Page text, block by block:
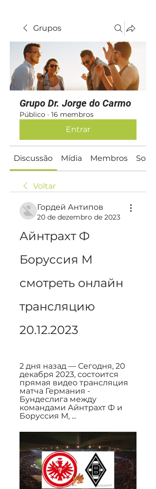
Grupos
Grupo Dr. Jorge do Carmo
Público · 16 membros
Entrar
Discussão Mídia Membros Sobre
Voltar
Гордей Антипов
20 de dezembro de 2023
Айнтрахт Ф
Боруссия М
смотреть онлайн
трансляцию
20.12.2023
2 дня назад — Сегодня, 20
декабря 2023, состоится
прямая видео трансляция
матча Германия -
Бундеслига между
командами Айнтрахт Ф и
Боруссия М, ...